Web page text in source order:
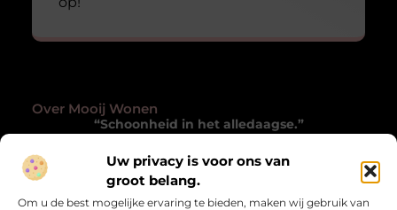
Uw privacy is voor ons van
groot belang.
Om u de best mogelijke ervaring te bieden, maken wij gebruik van
Over Mooij Wonen
“Schoonheid in het alledaagse.”
Mooijwonen.nl laat je met andere ogen kijken naar
wonen. Inspirerende blogs die verwonderen, verrijken
en het gewone bijzonder maken.